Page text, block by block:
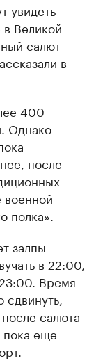
увидеть
Великой
салют
в
400
Однако
после
военной
полка».
залпы
в 22:00,
Время
салюта
пока еще